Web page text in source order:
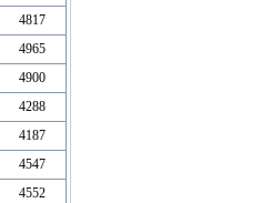
4817
4965
4900
4288
4187
4547
4552